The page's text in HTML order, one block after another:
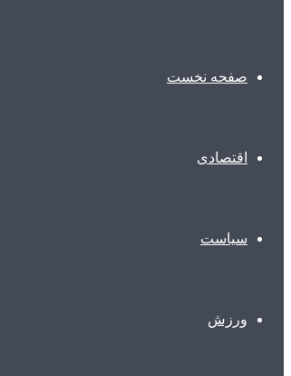
صفحه نخست
اقتصادی
سیاست
ورزش